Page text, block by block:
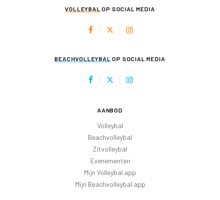
VOLLEYBAL OP SOCIAL MEDIA
BEACHVOLLEYBAL OP SOCIAL MEDIA
AANBOD
Volleybal
Beachvolleybal
Zitvolleybal
Evenementen
Mijn Volleybal app
Mijn Beachvolleybal app